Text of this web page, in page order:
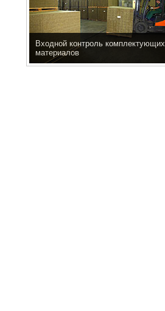
Входной контроль комплектующих
материалов